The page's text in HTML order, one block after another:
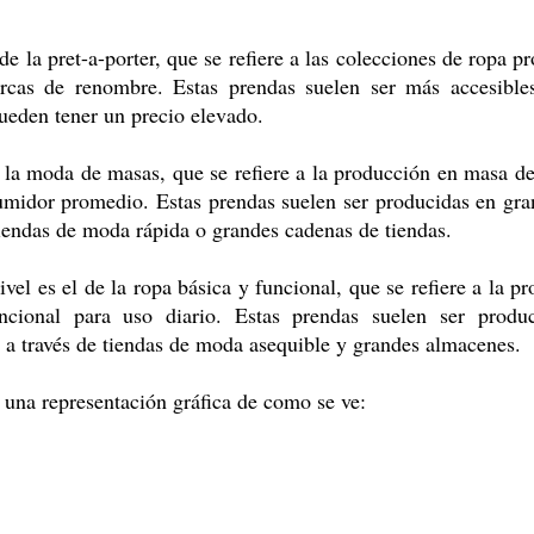
la pret-a-porter, que se refiere a las colecciones de ropa
de renombre. Estas prendas suelen ser más
tener un precio elevado.
moda de masas, que se refiere a la producción en masa
promedio. Estas prendas suelen ser producidas en
de moda rápida o grandes cadenas de tiendas.
es el de la ropa básica y funcional, que se refiere a la
para uso diario. Estas prendas suelen ser
través de tiendas de moda asequible y grandes almacenes.
representación gráfica de como se ve: